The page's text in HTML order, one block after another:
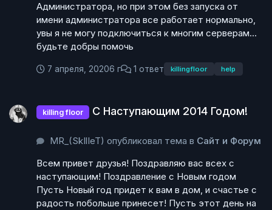
Администратора, но при этом без запуска от
имени администратора все работает нормально,
увы я не могу подключиться к многим серверам...
будьте добры помочь
7 апреля, 20206 г 1 ответ killingfloor help
killing floor C Наступающим 2014 Годом!
MR_(SkIlIeT) опубликовал тема в Сайт и Форум
Всем привет друзья! Поздравляю вас всех с
наступающим! Поздравление с Новым годом
Пусть Новый год придет к вам в дом, и счастье с
радость побольше принесет! Пусть этот день на